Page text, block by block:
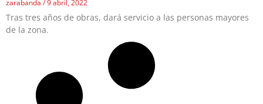
zarabanda 9 abril, 2022
Tras tres años de obras, dará servicio a las personas mayores
de la zona.